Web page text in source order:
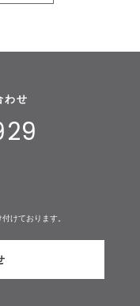
わせ
けております。